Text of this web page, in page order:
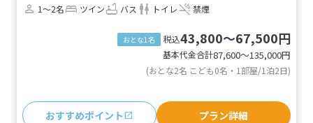
1～2名 ツイン バス トイレ 禁煙
おとな1名 税込43,800～67,500円
基本代金合計87,600〜135,000円
(おとな2名 こども0名・1部屋/1泊2日)
おすすめポイント プラン詳細